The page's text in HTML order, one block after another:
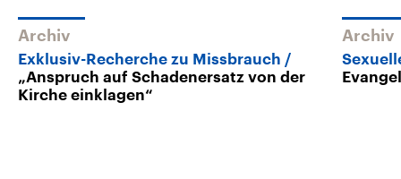
Archiv
Exklusiv-Recherche zu Missbrauch
„Anspruch auf Schadenersatz von der
Kirche einklagen“
Archiv